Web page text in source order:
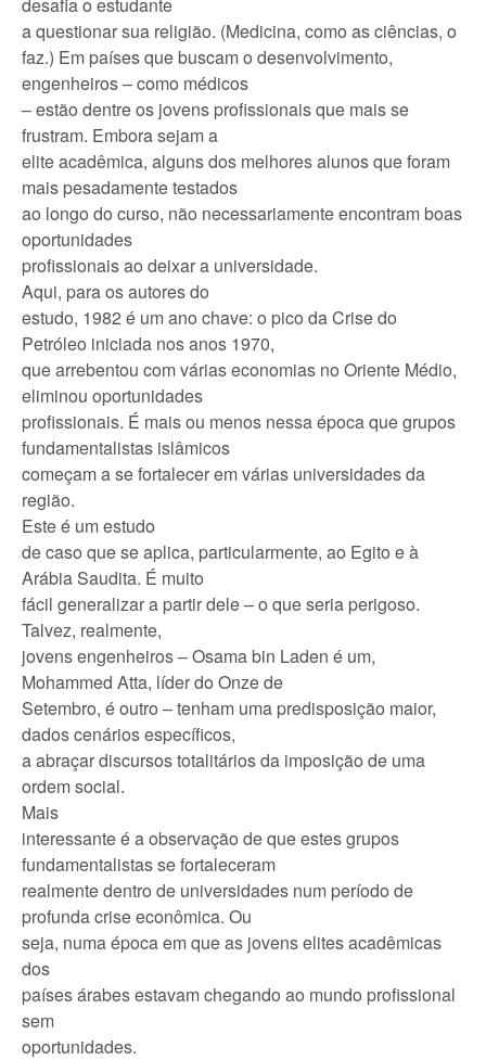
a questionar sua religião. (Medicina, como as ciências, o
faz.) Em países que buscam o desenvolvimento,
engenheiros – como médicos
– estão dentre os jovens profissionais que mais se
frustram. Embora sejam a
elite acadêmica, alguns dos melhores alunos que foram
mais pesadamente testados
ao longo do curso, não necessariamente encontram boas
oportunidades
profissionais ao deixar a universidade.
Aqui, para os autores do
estudo, 1982 é um ano chave: o pico da Crise do
Petróleo iniciada nos anos 1970,
que arrebentou com várias economias no Oriente Médio,
eliminou oportunidades
profissionais. É mais ou menos nessa época que grupos
fundamentalistas islâmicos
começam a se fortalecer em várias universidades da
região.
Este é um estudo
de caso que se aplica, particularmente, ao Egito e à
Arábia Saudita. É muito
fácil generalizar a partir dele – o que seria perigoso.
Talvez, realmente,
jovens engenheiros – Osama bin Laden é um,
Mohammed Atta, líder do Onze de
Setembro, é outro – tenham uma predisposição maior,
dados cenários específicos,
a abraçar discursos totalitários da imposição de uma
ordem social.
Mais
interessante é a observação de que estes grupos
fundamentalistas se fortaleceram
realmente dentro de universidades num período de
profunda crise econômica. Ou
seja, numa época em que as jovens elites acadêmicas
dos
países árabes estavam chegando ao mundo profissional
sem
oportunidades.